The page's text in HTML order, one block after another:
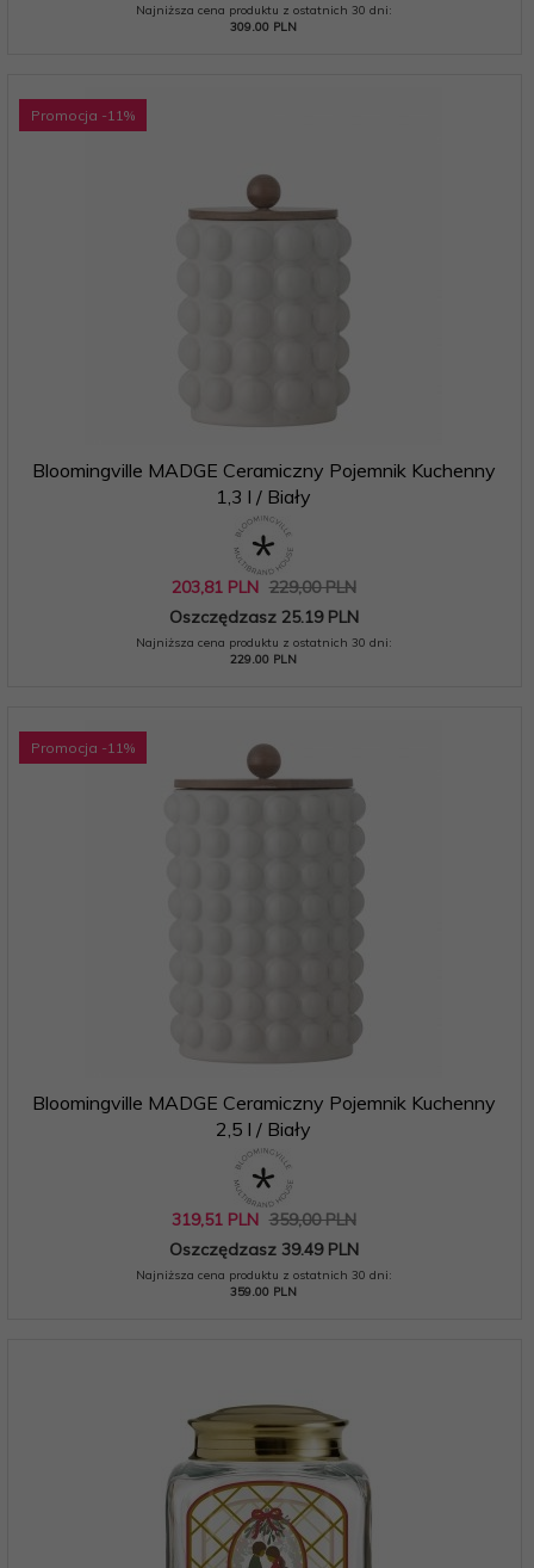
Najniższa cena produktu z ostatnich 30 dni:
309.00 PLN
Promocja -11 %
Bloomingville MADGE Ceramiczny Pojemnik Kuchenny
1,3 l / Biały
203,81 PLN 229,00 PLN
Oszczędzasz 25.19 PLN
Najniższa cena produktu z ostatnich 30 dni:
229.00 PLN
Promocja -11 %
Bloomingville MADGE Ceramiczny Pojemnik Kuchenny
2,5 l / Biały
319,51 PLN 359,00 PLN
Oszczędzasz 39.49 PLN
Najniższa cena produktu z ostatnich 30 dni:
359.00 PLN